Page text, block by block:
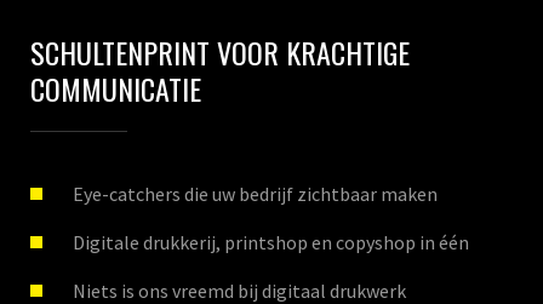
SCHULTENPRINT VOOR KRACHTIGE
COMMUNICATIE
Eye-catchers die uw bedrijf zichtbaar maken
Digitale drukkerij, printshop en copyshop in één
Niets is ons vreemd bij digitaal drukwerk